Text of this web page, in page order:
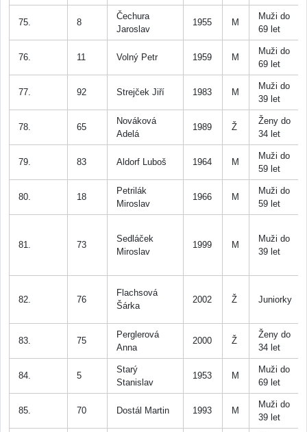
75. 8
Čechura
Jaroslav
1955 M
Muži do
69 let
76. 11 Volný Petr 1959 M
Muži do
69 let
77. 92 Strejček Jiří 1983 M
Muži do
39 let
78. 65
Nováková
Adelá
1989 Ž
Ženy do
34 let
79. 83 Aldorf Luboš 1964 M
Muži do
59 let
80. 18
Petrilák
Miroslav
1966 M
Muži do
59 let
81. 73
Sedláček
Miroslav
1999 M
Muži do
39 let
82. 76
Flachsová
Šárka
2002 Ž Juniorky
83. 75
Perglerová
Anna
2000 Ž
Ženy do
34 let
84. 5
Starý
Stanislav
1953 M
Muži do
69 let
85. 70 Dostál Martin 1993 M
Muži do
39 let